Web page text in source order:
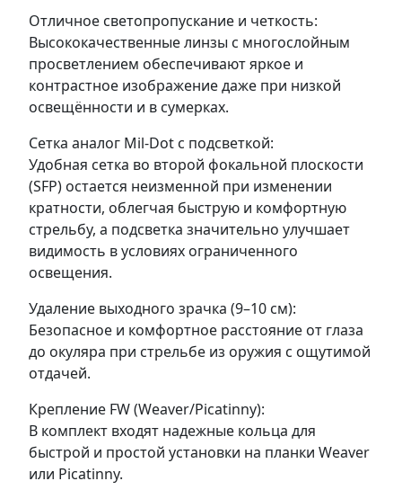
Отличное светопропускание и четкость:
Высококачественные линзы с многослойным
просветлением обеспечивают яркое и
контрастное изображение даже при низкой
освещённости и в сумерках.
Сетка аналог Mil-Dot с подсветкой:
Удобная сетка во второй фокальной плоскости
(SFP) остается неизменной при изменении
кратности, облегчая быструю и комфортную
стрельбу, а подсветка значительно улучшает
видимость в условиях ограниченного
освещения.
Удаление выходного зрачка (9–10 см):
Безопасное и комфортное расстояние от глаза
до окуляра при стрельбе из оружия с ощутимой
отдачей.
Крепление FW (Weaver/Picatinny):
В комплект входят надежные кольца для
быстрой и простой установки на планки Weaver
или Picatinny.